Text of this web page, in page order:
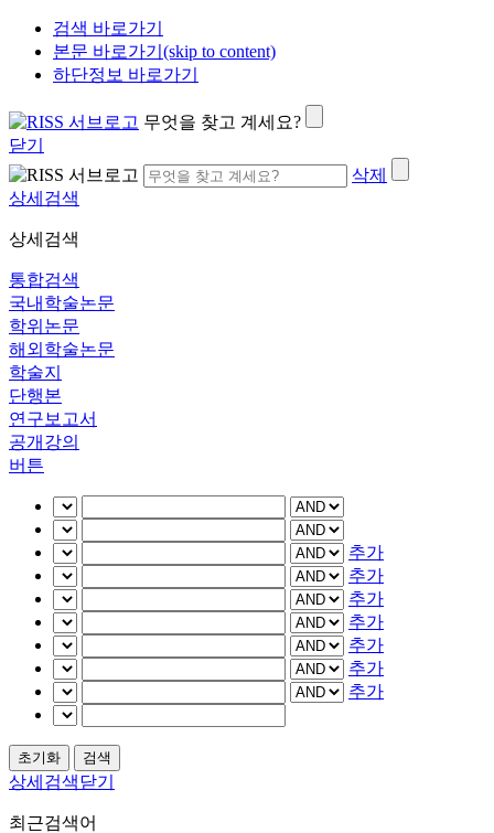
검색 바로가기
본문 바로가기(skip to content)
하단정보 바로가기
무엇을 찾고 계세요?
닫기
삭제
상세검색
상세검색
통합검색
국내학술논문
학위논문
해외학술논문
학술지
단행본
연구보고서
공개강의
버튼
추가
추가
추가
추가
추가
추가
추가
상세검색닫기
최근검색어